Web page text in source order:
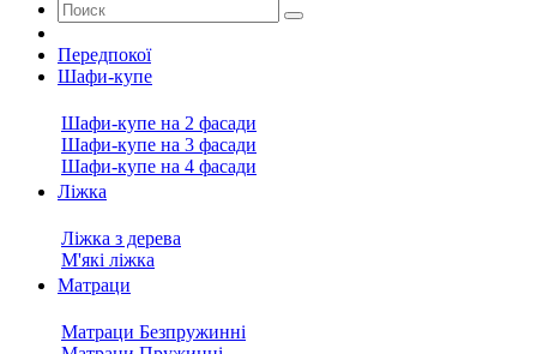
Передпокої
Шафи-купе
Шафи-купе на 2 фасади
Шафи-купе на 3 фасади
Шафи-купе на 4 фасади
Ліжка
Ліжка з дерева
М'які ліжка
Матраци
Матраци Безпружинні